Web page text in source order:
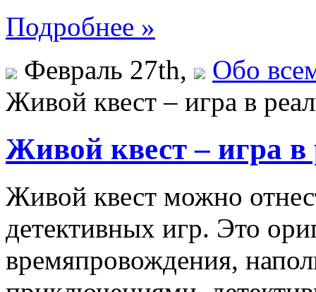
Подробнее »
Февраль 27th,
Обо
Живой квест – игра в
Живой квест – игра в
Живой квест можно
детективных игр. Это
времяпровождения,